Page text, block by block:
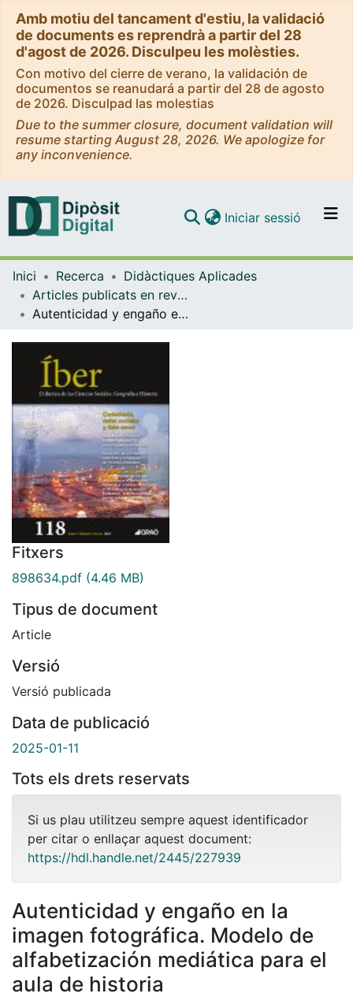
Amb motiu del tancament d'estiu, la validació
de documents es reprendrà a partir del 28
d'agost de 2026. Disculpeu les molèsties.
Con motivo del cierre de verano, la validación de
documentos se reanudará a partir del 28 de agosto
de 2026. Disculpad las molestias
Due to the summer closure, document validation will
resume starting August 28, 2026. We apologize for
any inconvenience.
Navega per tot el DD
Contacte
Iniciar sessió (current)
Inici Recerca
Didàctiques Aplicades
Articles publicats en revistes (Didàctiques Aplicades)
Autenticidad y engaño en la imagen fotográfica. Modelo de alfabetización mediática para el aula de historia
Fitxers
898634.pdf (4.46 MB)
Tipus de document
Article
Versió
Versió publicada
Data de publicació
2025-01-11
Tots els drets reservats
Si us plau utilitzeu sempre aquest identificador
per citar o enllaçar aquest document:
https://hdl.handle.net/2445/227939
Autenticidad y engaño en la
imagen fotográfica. Modelo de
alfabetización mediática para el
aula de historia